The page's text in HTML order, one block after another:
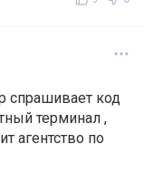
спрашивает код
терминал ,
агентство по